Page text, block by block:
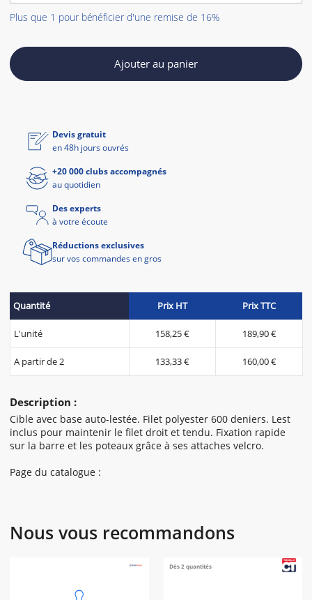
Plus que 1 pour bénéficier d'une remise de 16%
Ajouter au panier
Description :
Cible avec base auto-lestée. Filet polyester 600 deniers. Lest
inclus pour maintenir le filet droit et tendu. Fixation rapide
sur la barre et les poteaux grâce à ses attaches velcro.
Page du catalogue :
Devis gratuit
en 48h jours ouvrés
+20 000 clubs accompagnés
au quotidien
Des experts
à votre écoute
Réductions exclusives
sur vos commandes en gros
Quantité Prix HT Prix TTC
L'unité 158,25 € 189,90 €
A partir de 2 133,33 € 160,00 €
Nous vous recommandons
Dès 2 quantités